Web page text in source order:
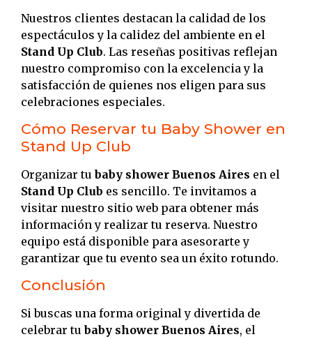
Nuestros clientes destacan la calidad de los
espectáculos y la calidez del ambiente en el
Stand Up Club. Las reseñas positivas reflejan
nuestro compromiso con la excelencia y la
satisfacción de quienes nos eligen para sus
celebraciones especiales.
Cómo Reservar tu Baby Shower en
Stand Up Club
Organizar tubaby shower Buenos Aires en el
Stand Up Club es sencillo. Te invitamos a
visitar nuestro sitio web para obtener más
información y realizar tu reserva. Nuestro
equipo está disponible para asesorarte y
garantizar que tu evento sea un éxito rotundo.
Conclusión
Si buscas una forma original y divertida de
celebrar tubaby shower Buenos Aires, el